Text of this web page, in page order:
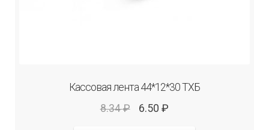
Кассовая лента 44*12*30 ТХБ
8.34₽ 6.50₽